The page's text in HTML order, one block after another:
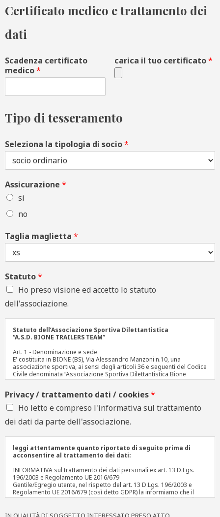
Certificato medico e trattamento dei
dati
Scadenza certificato
medico*
carica il tuo certificato*
Tipo di tesseramento
Seleziona la tipologia di socio*
Assicurazione *
si
no
Taglia maglietta *
Statuto*
Ho preso visione ed accetto lo statuto
dell'associazione.
Statuto dell’Associazione Sportiva Dilettantistica
“A.S.D. BIONE TRAILERS TEAM”
Art. 1 - Denominazione e sede
E' costituita in BIONE (BS), Via Alessandro Manzoni n.10, una
associazione sportiva, ai sensi degli articoli 36 e seguenti del Codice
Civile denominata “Associazione Sportiva Dilettantistica Bione
Trailers Team” e in forma abbreviata “A.S.D. Bione Trailers Team”.
L'associazione è apolitica e non ha scopo di lucro. Durante la vita
dell’associazione non potranno essere distribuiti, anche in modo
indiretto, avanzi di gestione nonché fondi, riserve o capitale
Essa, conseguito il riconoscimento ai fini sportivi e l’iscrizione al
previsto registro delle associazioni sportive dilettantistiche, ha per
dello Stato Italiano ed a livello internazionale, intesa come mezzo di
formazione psico-fisica e morale dei soci, mediante la gestione di
attività motoria e non, idonea a promuovere la conoscenza e la
pratica della citata disciplina. Per il miglior raggiungimento degli
scopi sociali, l'associazione potrà, tra l'altro, svolgere l'attività di
gestione, conduzione, manutenzione ordinaria di impianti ed
attrezzature sportive abilitate alla pratica dello sport, nonché lo
perfezionamento nello svolgimento della pratica sportiva della
Privacy / trattamento dati / cookies*
Ho letto e compreso l'informativa sul trattamento
dei dati da parte dell'associazione.
leggi attentamente quanto riportato di seguito prima di
acconsentire al trattamento dei dati:
INFORMATIVA sul trattamento dei dati personali ex art. 13 D.Lgs.
196/2003 e Regolamento UE 2016/679
Gentile/Egregio utente, nel rispetto del art. 13 D.Lgs. 196/2003 e
Regolamento UE 2016/679 (così detto GDPR) la informiamo che il
trattamento dei suoi dati personali sarà improntato ai principi di
dei Suoi diritti, inoltre le forniamo le informazioni sul trattamento dei